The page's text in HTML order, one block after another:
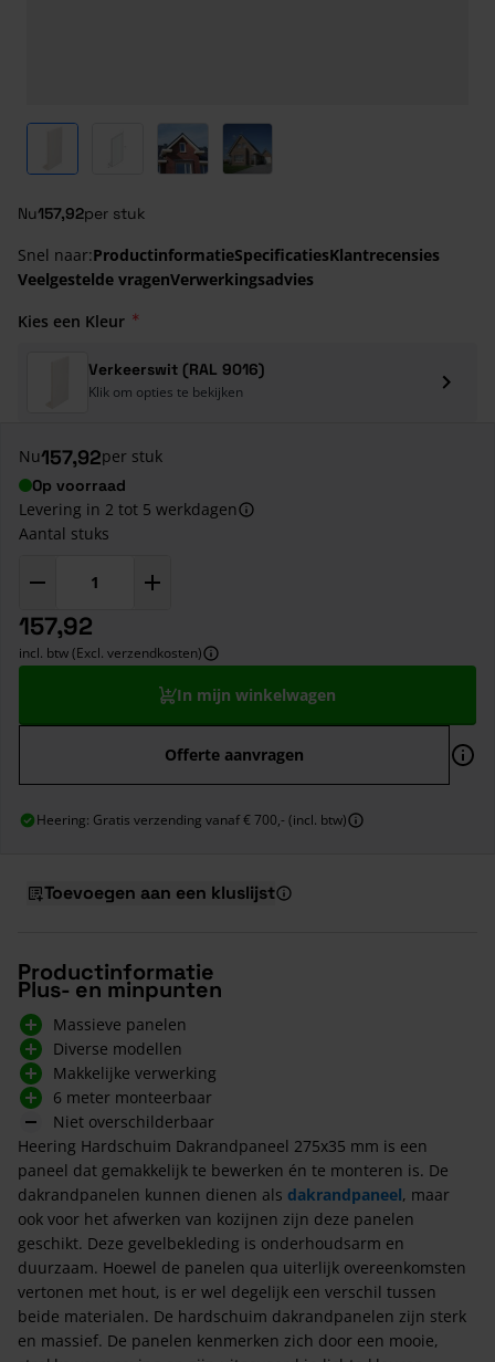
View larger imageView larger image
View larger image
Nu157,92per stuk
Snel naar:ProductinformatieSpecificatiesKlantrecensies
Veelgestelde vragenVerwerkingsadvies
Kies een Kleur
Verkeerswit (RAL 9016)
Klik om opties te bekijken
Nu157,92per stuk
Op voorraad
Levering in 2 tot 5 werkdagen
Aantal stuks
157,92
incl. btw (Excl. verzendkosten)
In mijn winkelwagen
Offerte aanvragen
Heering: Gratis verzending vanaf € 700,- (incl. btw)
Toevoegen aan een kluslijst
Productinformatie
Plus- en minpunten
Massieve panelen
Diverse modellen
Makkelijke verwerking
6 meter monteerbaar
Niet overschilderbaar
Heering Hardschuim Dakrandpaneel 275x35 mm is een
paneel dat gemakkelijk te bewerken én te monteren is. De
dakrandpanelen kunnen dienen als dakrandpaneel, maar
ook voor het afwerken van kozijnen zijn deze panelen
geschikt. Deze gevelbekleding is onderhoudsarm en
duurzaam. Hoewel de panelen qua uiterlijk overeenkomsten
vertonen met hout, is er wel degelijk een verschil tussen
beide materialen. De hardschuim dakrandpanelen zijn sterk
en massief. De panelen kenmerken zich door een mooie,